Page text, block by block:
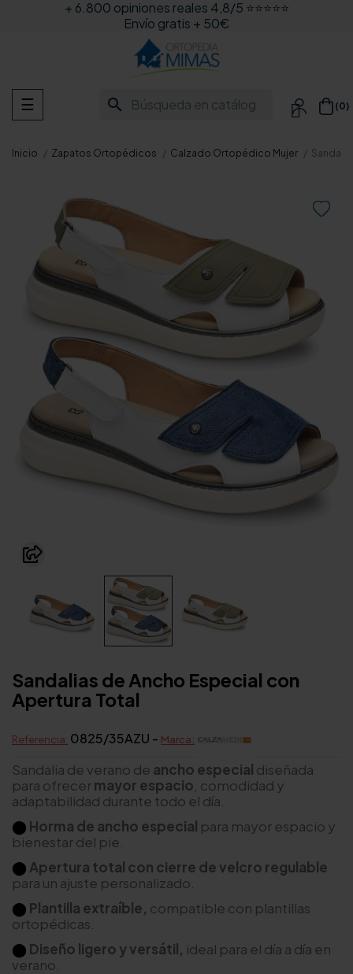
+ 6.800 opiniones reales 4,8/5 ⭐⭐⭐⭐⭐
Envío gratis + 50€
search  (0)
Navegación
de
☰
Inicio Zapatos Ortopédicos Calzado Ortopédico Mujer

Sandalias de Ancho Especial con
Apertura Total
Referencia: 0825/35AZU - Marca:
Sandalia de verano de ancho especial diseñada
para ofrecermayor espacio , comodidad y
adaptabilidad durante todo el día.
⬤ Horma de ancho especial para mayor espacio y
bienestar del pie.
⬤ Apertura total con cierre de velcro regulable
para un ajuste personalizado.
⬤ Plantilla extraíble, compatible con plantillas
ortopédicas.
⬤ Diseño ligero y versátil, ideal para el día a día en
verano.